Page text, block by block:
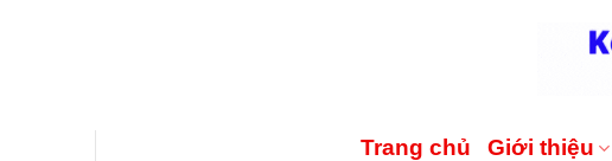
Trang chủ Giới thiệu